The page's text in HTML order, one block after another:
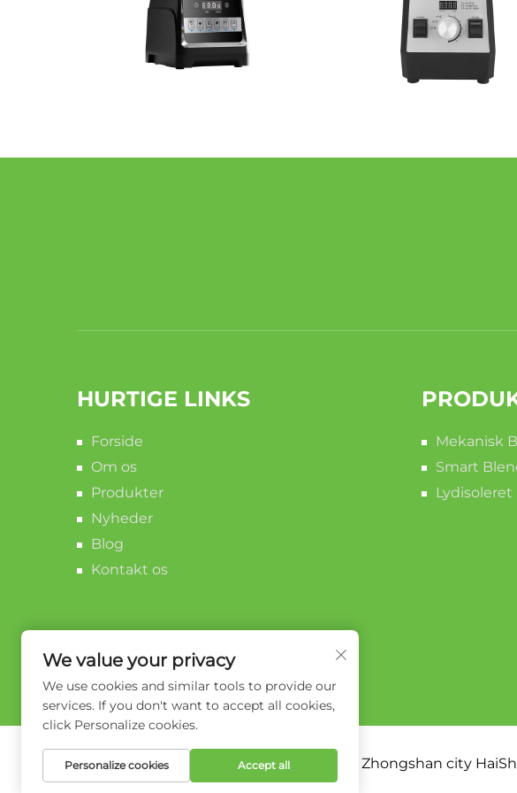
HURTIGE LINKS
Forside
Om os
Produkter
Nyheder
Blog
Kontakt os
Mekanisk
Smart
Copyright © 2026 Zhongshan city
Privatlivspolitik
We value your privacy
We use cookies and similar tools to provide our
services. If you don't want to accept all cookies,
click Personalize cookies.
Personalize cookies Accept all